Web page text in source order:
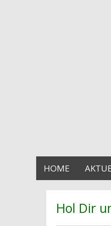
HOME
Hol Dir